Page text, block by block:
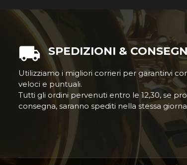
SPEDIZIONI &
Utilizziamo i migliori corrieri per garantirvi
veloci e puntuali.
Tutti gli ordini pervenuti entro le 12,30, se
consegna, saranno spediti nella stessa